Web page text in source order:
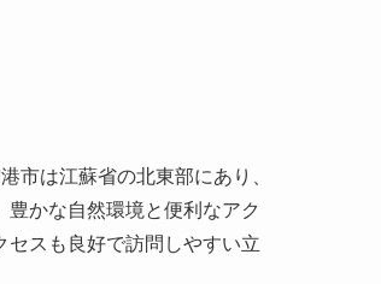
は江蘇省の北東部にあり、
かな自然環境と便利なアク
スも良好で訪問しやすい立